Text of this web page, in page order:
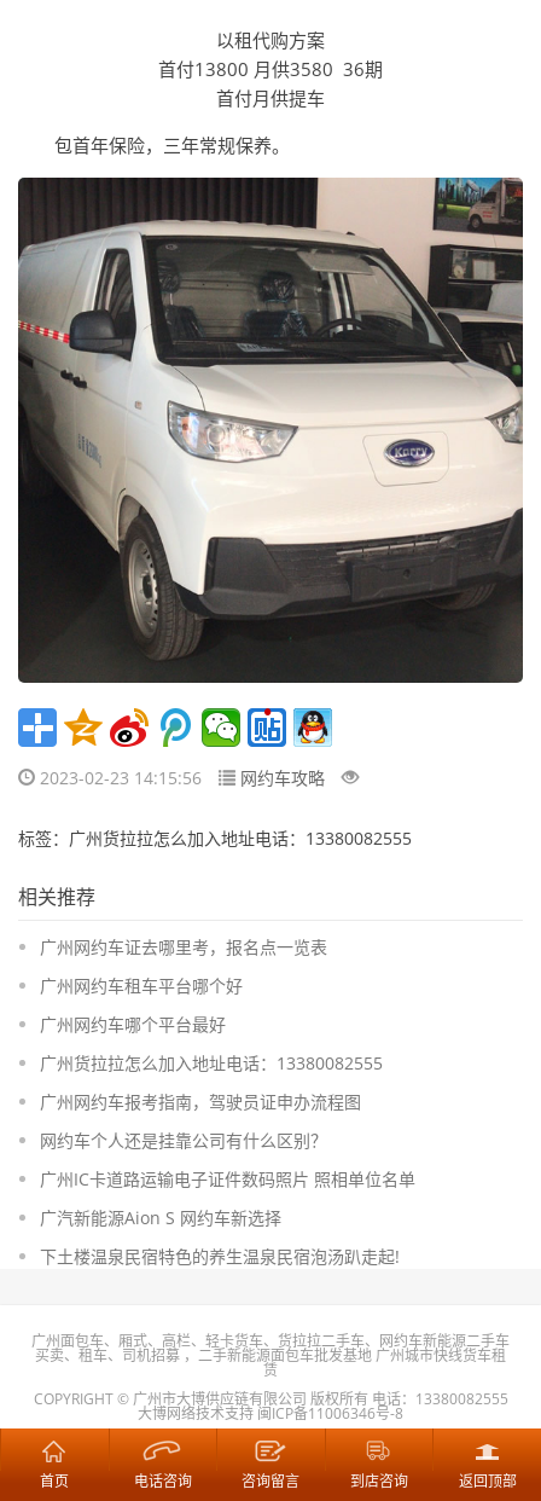
以租代购方案
首付13800 月供3580 36期
首付月供提车
包首年保险，三年常规保养。
2023-02-23 14:15:56 网约车攻略
标签：广州货拉拉怎么加入地址电话：13380082555
相关推荐
广州网约车证去哪里考，报名点一览表
广州网约车租车平台哪个好
广州网约车哪个平台最好
广州货拉拉怎么加入地址电话：13380082555
广州网约车报考指南，驾驶员证申办流程图
网约车个人还是挂靠公司有什么区别？
广州IC卡道路运输电子证件数码照片 照相单位名单
广汽新能源Aion S 网约车新选择
下土楼温泉民宿特色的养生温泉民宿泡汤趴走起!
广州面包车、厢式、高栏、轻卡货车、货拉拉二手车、网约车新能源二手车
买卖、租车、司机招募 ，二手新能源面包车批发基地 广州城市快线货车租
赁
COPYRIGHT © 广州市大博供应链有限公司 版权所有 电话： 13380082555
大博网络技术支持 闽ICP备11006346号-8
广州三元新能源二手车交易市场 地址：广州市黄埔区丰乐北路988号
越秀区、荔湾区、海珠区、天河区、白云区、黄埔区、番禺区、花都区、南
沙区、增城区、从化区
首页 电话咨询 咨询留言 到店咨询 返回顶部